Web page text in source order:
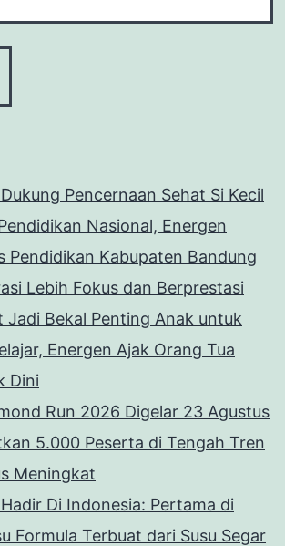
Pencernaan Sehat Si Kecil
Nasional, Energen
Pendidikan Kabupaten Bandung
Lebih Fokus dan Berprestasi
Jadi Bekal Penting Anak untuk
Energen Ajak Orang Tua
Dini
Run 2026 Digelar 23 Agustus
5.000 Peserta di Tengah Tren
Meningkat
Di Indonesia: Pertama di
Formula Terbuat dari Susu Segar